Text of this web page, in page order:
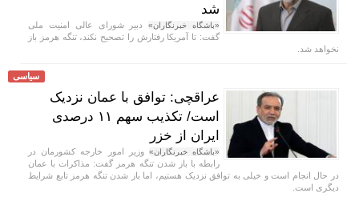
شد
«باشگاه خبرنگاران»دبیر شورای عالی امنیت ملی
گفت: تا آمریکا رفتارش را تصحیح نکند، تنگه هرمز باز
نخواهد شد.
سیاسی
عراقچی: توافق با عمان نزدیک
است/ تکذیب سهم ۱۱ درصدی
ایران از خزر
«باشگاه خبرنگاران» وزیر امور خارجه کشورمان در
رابطه با باز شدن تنگه هرمز گفت: مذاکرات با عمان
در حال انجام است و خیلی به توافق نزدیک هستیم، اما باز شدن تنگه هرمز تابع شرایط
دیگری است.